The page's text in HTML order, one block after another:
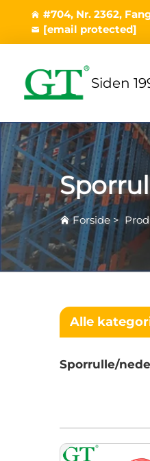
#704, Nr. 2362,
[email protected]
Siden
Forside >
Alle
Sporrulle/